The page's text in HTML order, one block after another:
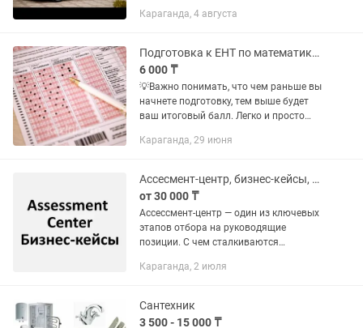
км пробега в сутки ✔️ 4 выходных дня
Караганда, 4 августа
Подготовка к ЕНТ по математике и математической грамотности
6 000 ₸
💡Важно понимать, что чем раньше вы
начнете подготовку, тем выше будет
ваш итоговый балл. Легко и просто
уровня сложности. Подскажем
Караганда, 29 июня
Ассесмент-центр, бизнес-кейсы, Excel, интервью, ролевые игры
от 30 000 ₸
Ассессмент-центр — один из ключевых
этапов отбора на руководящие
позиции. С чем сталкиваются
индивидуальные ролевые игры
команде, анализировать...
Караганда, 2 июля
Сантехник
3 500 - 15 000 ₸